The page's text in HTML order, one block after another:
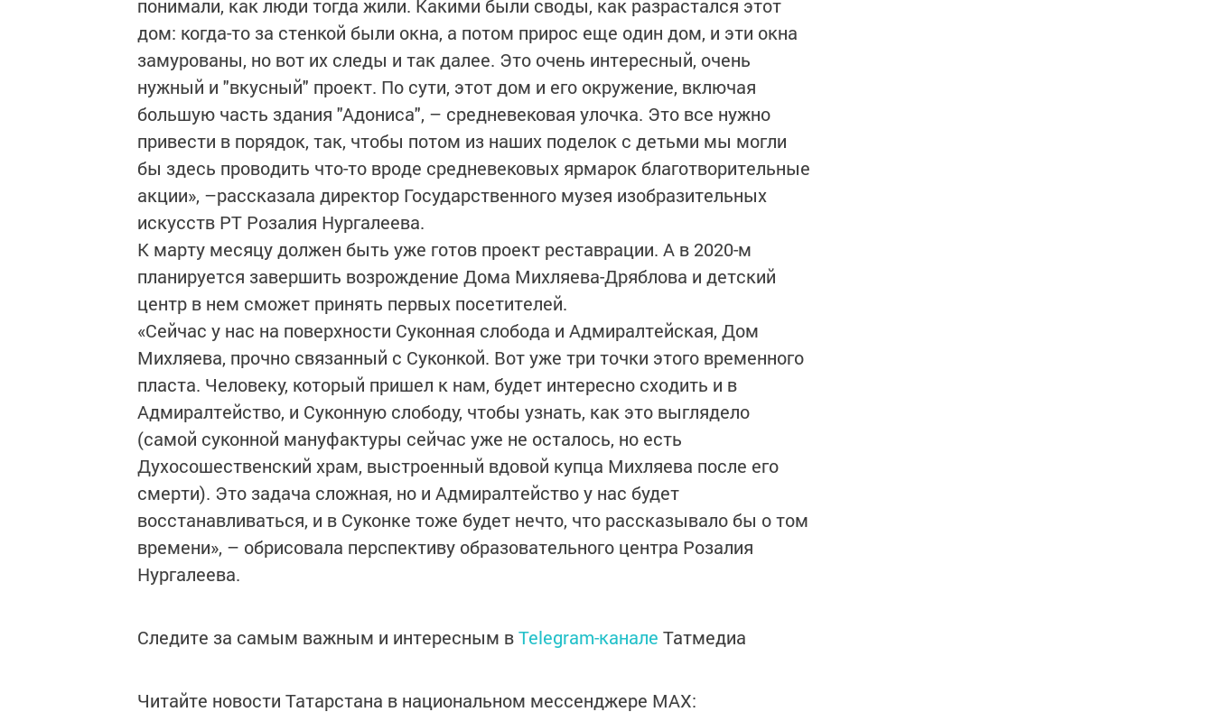
понимали, как люди тогда жили. Какими были своды, как разрастался этот
дом: когда-то за стенкой были окна, а потом прирос еще один дом, и эти окна
замурованы, но вот их следы и так далее. Это очень интересный, очень
нужный и "вкусный" проект. По сути, этот дом и его окружение, включая
большую часть здания "Адониса", – средневековая улочка. Это все нужно
привести в порядок, так, чтобы потом из наших поделок с детьми мы могли
бы здесь проводить что-то вроде средневековых ярмарок благотворительные
акции», –рассказала директор Государственного музея изобразительных
искусств РТ Розалия Нургалеева.
К марту месяцу должен быть уже готов проект реставрации. А в 2020-м
планируется завершить возрождение Дома Михляева-Дряблова и детский
центр в нем сможет принять первых посетителей.
«Сейчас у нас на поверхности Суконная слобода и Адмиралтейская, Дом
Михляева, прочно связанный с Суконкой. Вот уже три точки этого временного
пласта. Человеку, который пришел к нам, будет интересно сходить и в
Адмиралтейство, и Суконную слободу, чтобы узнать, как это выглядело
(самой суконной мануфактуры сейчас уже не осталось, но есть
Духосошественский храм, выстроенный вдовой купца Михляева после его
смерти). Это задача сложная, но и Адмиралтейство у нас будет
восстанавливаться, и в Суконке тоже будет нечто, что рассказывало бы о том
времени», – обрисовала перспективу образовательного центра Розалия
Нургалеева.
Следите за самым важным и интересным вTelegram-канале Татмедиа
Читайте новости Татарстана в национальном мессенджере MАХ: